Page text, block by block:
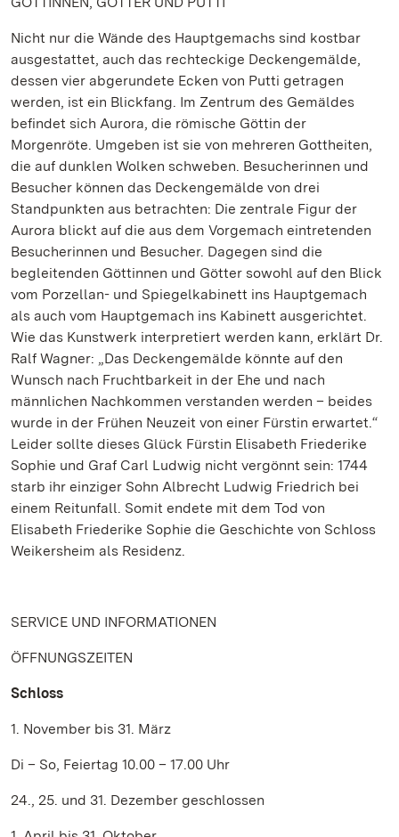
Nicht nur die Wände des Hauptgemachs sind kostbar
ausgestattet, auch das rechteckige Deckengemälde,
dessen vier abgerundete Ecken von Putti getragen
werden, ist ein Blickfang. Im Zentrum des Gemäldes
befindet sich Aurora, die römische Göttin der
Morgenröte. Umgeben ist sie von mehreren Gottheiten,
die auf dunklen Wolken schweben. Besucherinnen und
Besucher können das Deckengemälde von drei
Standpunkten aus betrachten: Die zentrale Figur der
Aurora blickt auf die aus dem Vorgemach eintretenden
Besucherinnen und Besucher. Dagegen sind die
begleitenden Göttinnen und Götter sowohl auf den Blick
vom Porzellan- und Spiegelkabinett ins Hauptgemach
als auch vom Hauptgemach ins Kabinett ausgerichtet.
Wie das Kunstwerk interpretiert werden kann, erklärt Dr.
Ralf Wagner: „Das Deckengemälde könnte auf den
Wunsch nach Fruchtbarkeit in der Ehe und nach
männlichen Nachkommen verstanden werden – beides
wurde in der Frühen Neuzeit von einer Fürstin erwartet.“
Leider sollte dieses Glück Fürstin Elisabeth Friederike
Sophie und Graf Carl Ludwig nicht vergönnt sein: 1744
starb ihr einziger Sohn Albrecht Ludwig Friedrich bei
einem Reitunfall. Somit endete mit dem Tod von
Elisabeth Friederike Sophie die Geschichte von Schloss
Weikersheim als Residenz.
SERVICE UND INFORMATIONEN
ÖFFNUNGSZEITEN
Schloss
1. November bis 31. März
Di – So, Feiertag 10.00 – 17.00 Uhr
24., 25. und 31. Dezember geschlossen